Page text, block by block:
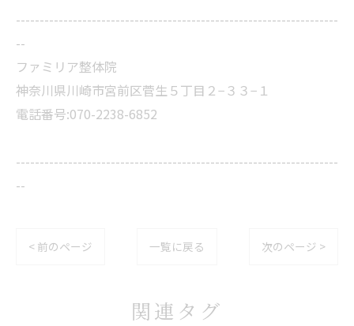
--------------------------------------------------------------------
--
ファミリア整体院
神奈川県川崎市宮前区菅生５丁目２−３３−１
電話番号:070-2238-6852
--------------------------------------------------------------------
--
< 前のページ 一覧に戻る 次のページ >
関連タグ